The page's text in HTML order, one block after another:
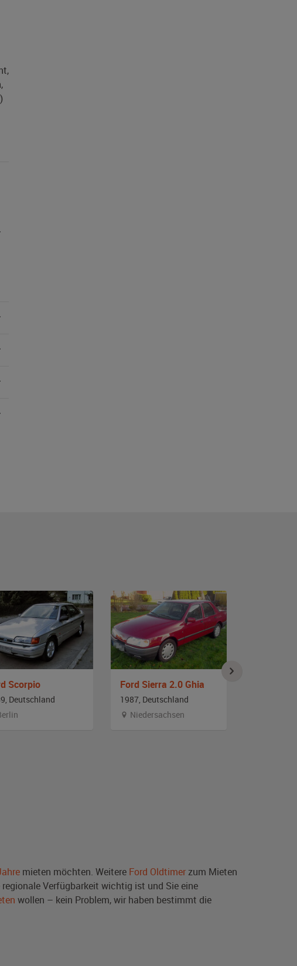
Scorpio
Deutschland
Ford Sierra 2.0 Ghia
1987, Deutschland
Niedersachsen
mieten möchten. Weitere Ford Oldtimer zum Mieten
Verfügbarkeit wichtig ist und Sie eine
wollen – kein Problem, wir haben bestimmt die